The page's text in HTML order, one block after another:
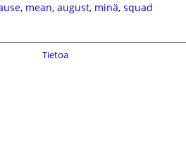
, mean, august, minä, squad
Tietoa